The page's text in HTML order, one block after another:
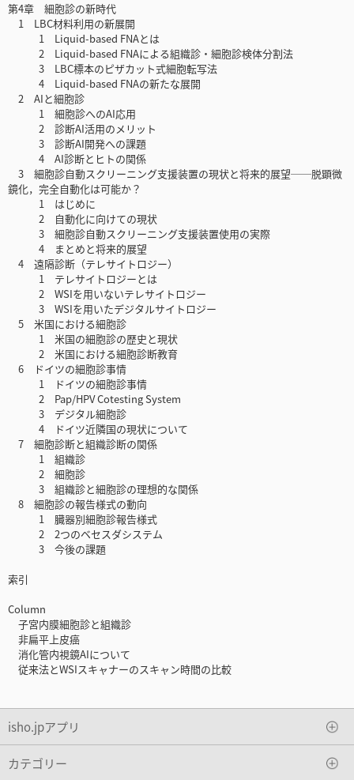
第4章 細胞診の新時代
1 LBC材料利用の新展開
1 Liquid-based FNAとは
2 Liquid-based FNAによる組織診・細胞診検体分割法
3 LBC標本のピザカット式細胞転写法
4 Liquid-based FNAの新たな展開
2 AIと細胞診
1 細胞診へのAI応用
2 診断AI活用のメリット
3 診断AI開発への課題
4 AI診断とヒトの関係
3 細胞診自動スクリーニング支援装置の現状と将来的展望──脱顕微
鏡化，完全自動化は可能か？
1 はじめに
2 自動化に向けての現状
3 細胞診自動スクリーニング支援装置使用の実際
4 まとめと将来的展望
4 遠隔診断（テレサイトロジー）
1 テレサイトロジーとは
2 WSIを用いないテレサイトロジー
3 WSIを用いたデジタルサイトロジー
5 米国における細胞診
1 米国の細胞診の歴史と現状
2 米国における細胞診断教育
6 ドイツの細胞診事情
1 ドイツの細胞診事情
2 Pap/HPV Cotesting System
3 デジタル細胞診
4 ドイツ近隣国の現状について
7 細胞診断と組織診断の関係
1 組織診
2 細胞診
3 組織診と細胞診の理想的な関係
8 細胞診の報告様式の動向
1 臓器別細胞診報告様式
2 2つのベセスダシステム
3 今後の課題
索引
Column
子宮内膜細胞診と組織診
非扁平上皮癌
消化管内視鏡AIについて
従来法とWSIスキャナーのスキャン時間の比較
isho.jpアプリ
カテゴリー